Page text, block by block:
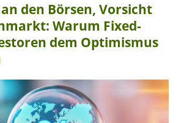
den Börsen, Vorsicht
Warum Fixed-
dem Optimismus